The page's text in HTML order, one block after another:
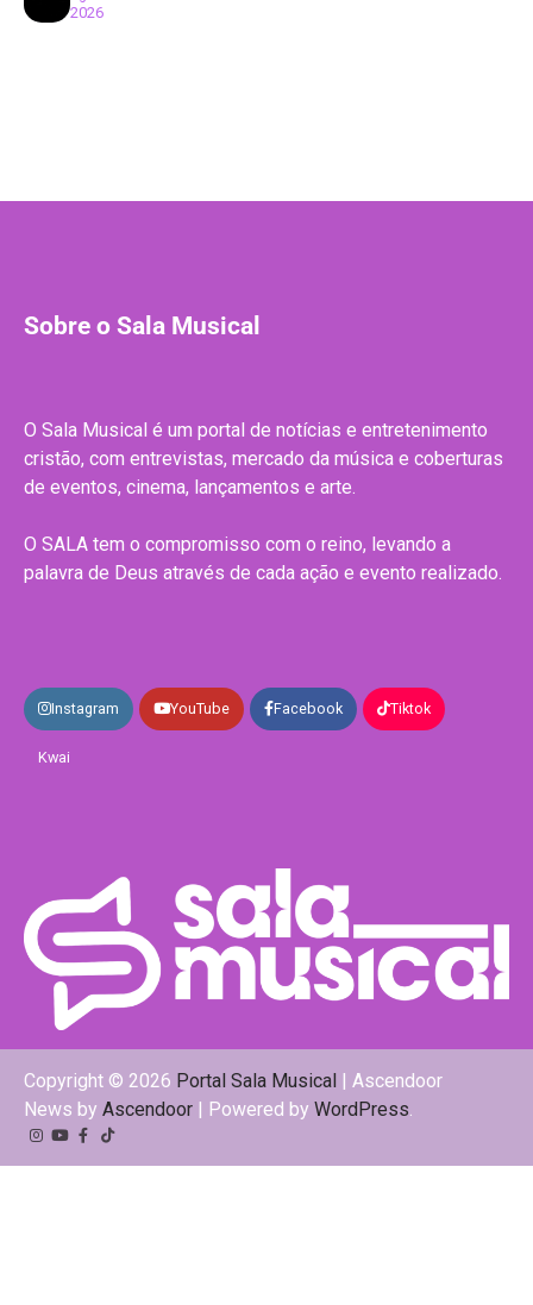
2026
Sobre o Sala Musical
O Sala Musical é um portal de notícias e entretenimento
cristão, com entrevistas, mercado da música e coberturas
de eventos, cinema, lançamentos e arte.
O SALA tem o compromisso com o reino, levando a
palavra de Deus através de cada ação e evento realizado.
Instagram YouTube Facebook Tiktok
Kwai
Copyright © 2026 Portal Sala Musical | Ascendoor
News by Ascendoor | Powered by WordPress.
Instagram
YouTube
Facebook
Tiktok